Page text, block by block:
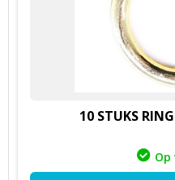
10 STUKS
Op